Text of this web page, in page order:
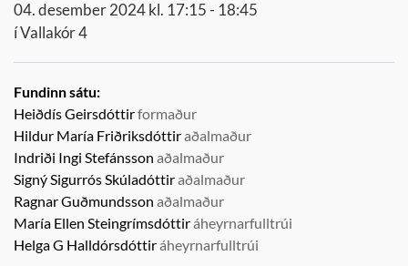
04. desember 2024 kl. 17:15 - 18:45
í Vallakór 4
Fundinn sátu:
Heiðdís Geirsdóttirformaður
Hildur María Friðriksdóttiraðalmaður
Indriði Ingi Stefánsson aðalmaður
Signý Sigurrós Skúladóttiraðalmaður
Ragnar Guðmundsson aðalmaður
María Ellen Steingrímsdóttiráheyrnarfulltrúi
Helga G Halldórsdóttiráheyrnarfulltrúi